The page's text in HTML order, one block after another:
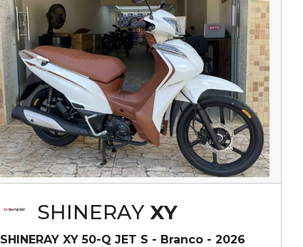
SHINERAY XY
SHINERAY XY 50-Q JET S - Branco - 2026